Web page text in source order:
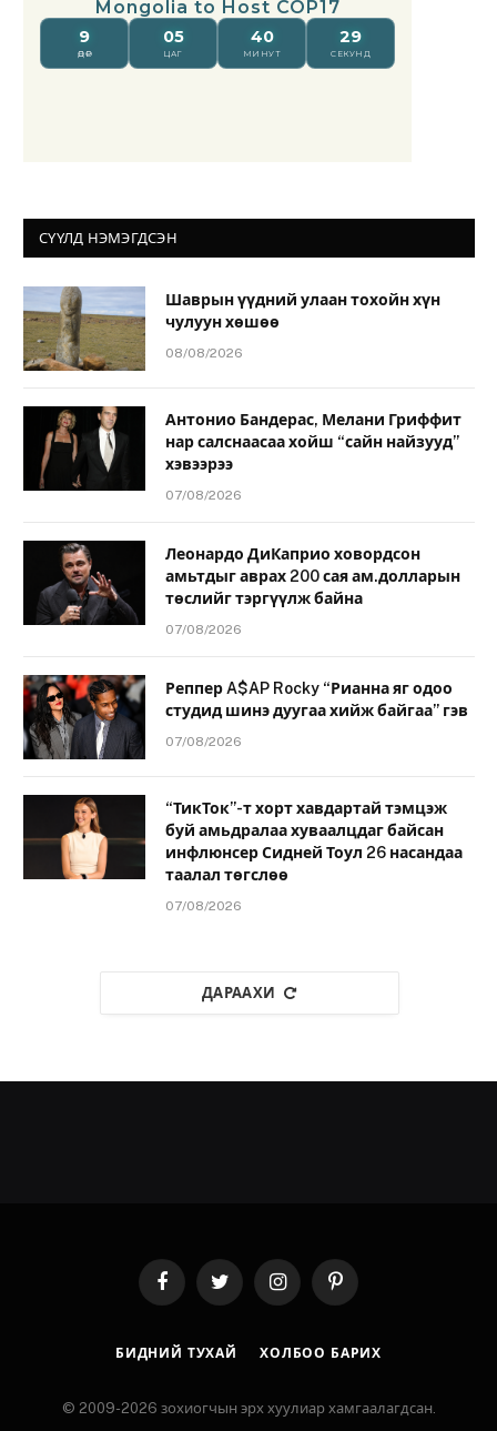
СҮҮЛД НЭМЭГДСЭН
Шаврын үүдний улаан тохойн хүн
чулуун хөшөө
08/08/2026
Антонио Бандерас, Мелани Гриффит
нар салснаасаа хойш “сайн найзууд”
хэвээрээ
07/08/2026
Леонардо ДиКаприо ховордсон
амьтдыг аврах 200 сая ам.долларын
төслийг тэргүүлж байна
07/08/2026
Реппер A$AP Rocky “Рианна яг одоо
студид шинэ дуугаа хийж байгаа” гэв
07/08/2026
“ТикТок”-т хорт хавдартай тэмцэж
буй амьдралаа хуваалцдаг байсан
инфлюнсер Сидней Тоул 26 насандаа
таалал төгслөө
07/08/2026
ДАРААХИ
FacebookTwitter InstagramPinterest
БИДНИЙ ТУХАЙ ХОЛБОО БАРИХ
© 2009-2026 зохиогчын эрх хуулиар хамгаалагдсан.